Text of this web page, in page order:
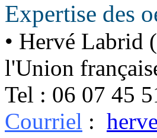
Expertise des
• Hervé Labrid
l'Union
Tel : 06 07 45
Courriel :